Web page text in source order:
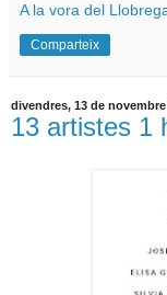
A la vora del
Comparteix
divendres, 13 de novembre
13 artistes 1